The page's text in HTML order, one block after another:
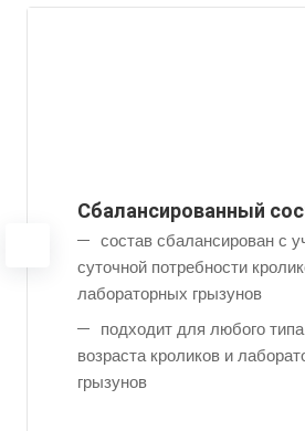
Сбалансированный
состав сбалансирован с
суточной потребности
лабораторных грызунов
подходит для любого
возраста кроликов и
грызунов